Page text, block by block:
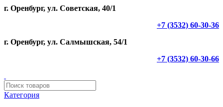
г. Оренбург, ул. Советская, 40/1
+7 (3532) 60-30-36
г. Оренбург, ул. Салмышская, 54/1
+7 (3532) 60-30-66
Категория